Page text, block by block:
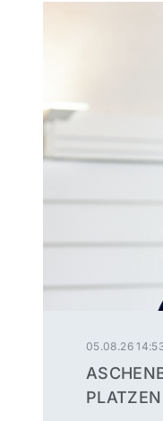
05.08.26